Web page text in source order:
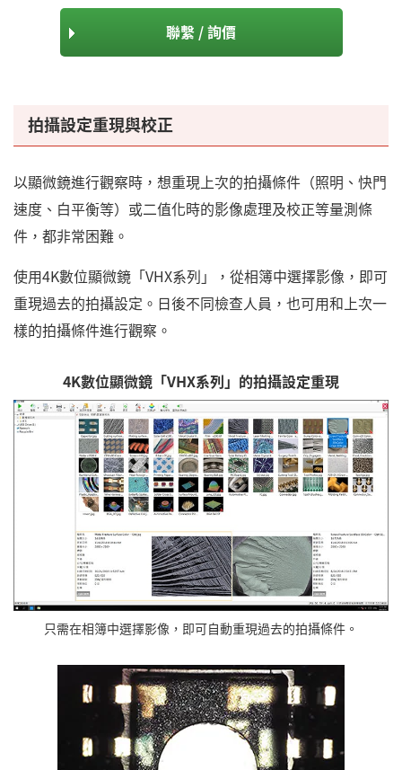
聯繫 / 詢價
拍攝設定重現與校正
以顯微鏡進行觀察時，想重現上次的拍攝條件（照明、快門
速度、白平衡等）或二值化時的影像處理及校正等量測條
件，都非常困難。
使用4K數位顯微鏡「VHX系列」，從相簿中選擇影像，即可
重現過去的拍攝設定。日後不同檢查人員，也可用和上次一
樣的拍攝條件進行觀察。
4K數位顯微鏡「VHX系列」的拍攝設定重現
只需在相簿中選擇影像，即可自動重現過去的拍攝條件。